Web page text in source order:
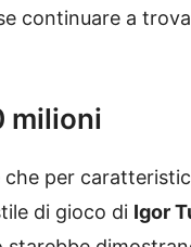
continuare a
milioni
che per
di gioco di Igor